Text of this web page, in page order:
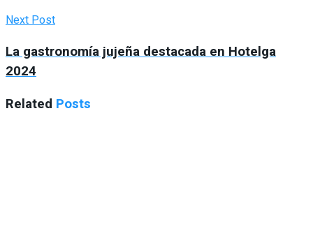
Next Post
La gastronomía jujeña destacada en Hotelga
2024
Related Posts